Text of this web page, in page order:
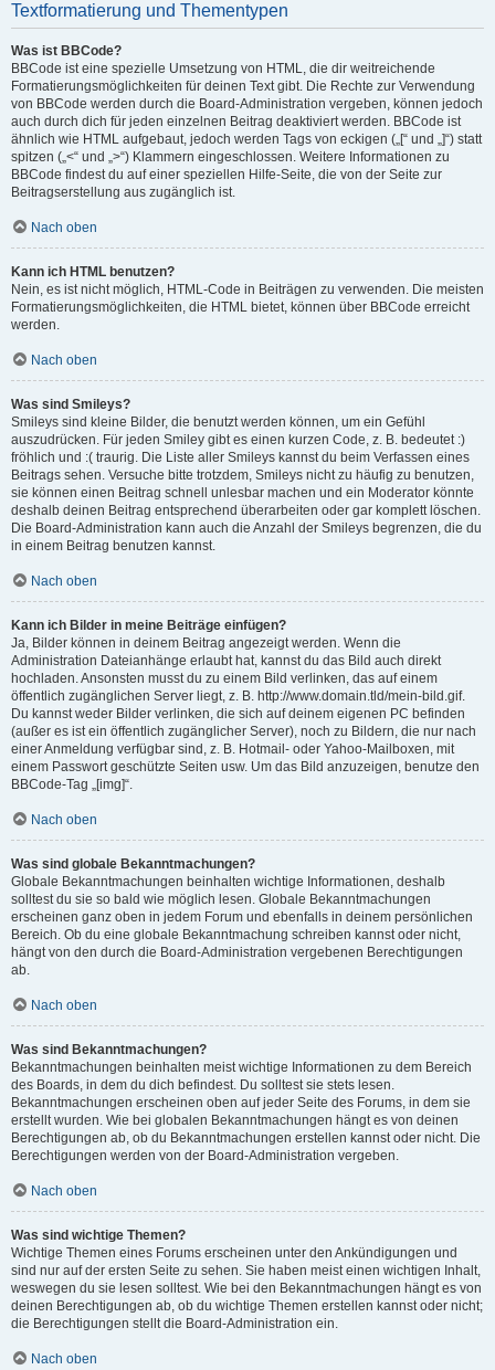
Textformatierung und Thementypen
Was ist BBCode?
BBCode ist eine spezielle Umsetzung von HTML, die dir weitreichende
Formatierungsmöglichkeiten für deinen Text gibt. Die Rechte zur Verwendung
von BBCode werden durch die Board-Administration vergeben, können jedoch
auch durch dich für jeden einzelnen Beitrag deaktiviert werden. BBCode ist
ähnlich wie HTML aufgebaut, jedoch werden Tags von eckigen („[“ und „]“) statt
spitzen („<“ und „>“) Klammern eingeschlossen. Weitere Informationen zu
BBCode findest du auf einer speziellen Hilfe-Seite, die von der Seite zur
Beitragserstellung aus zugänglich ist.
Nach oben
Kann ich HTML benutzen?
Nein, es ist nicht möglich, HTML-Code in Beiträgen zu verwenden. Die meisten
Formatierungsmöglichkeiten, die HTML bietet, können über BBCode erreicht
werden.
Nach oben
Was sind Smileys?
Smileys sind kleine Bilder, die benutzt werden können, um ein Gefühl
auszudrücken. Für jeden Smiley gibt es einen kurzen Code, z. B. bedeutet :)
fröhlich und :( traurig. Die Liste aller Smileys kannst du beim Verfassen eines
Beitrags sehen. Versuche bitte trotzdem, Smileys nicht zu häufig zu benutzen,
sie können einen Beitrag schnell unlesbar machen und ein Moderator könnte
deshalb deinen Beitrag entsprechend überarbeiten oder gar komplett löschen.
Die Board-Administration kann auch die Anzahl der Smileys begrenzen, die du
in einem Beitrag benutzen kannst.
Nach oben
Kann ich Bilder in meine Beiträge einfügen?
Ja, Bilder können in deinem Beitrag angezeigt werden. Wenn die
Administration Dateianhänge erlaubt hat, kannst du das Bild auch direkt
hochladen. Ansonsten musst du zu einem Bild verlinken, das auf einem
öffentlich zugänglichen Server liegt, z. B. http://www.domain.tld/mein-bild.gif.
Du kannst weder Bilder verlinken, die sich auf deinem eigenen PC befinden
(außer es ist ein öffentlich zugänglicher Server), noch zu Bildern, die nur nach
einer Anmeldung verfügbar sind, z. B. Hotmail- oder Yahoo-Mailboxen, mit
einem Passwort geschützte Seiten usw. Um das Bild anzuzeigen, benutze den
BBCode-Tag „[img]“.
Nach oben
Was sind globale Bekanntmachungen?
Globale Bekanntmachungen beinhalten wichtige Informationen, deshalb
solltest du sie so bald wie möglich lesen. Globale Bekanntmachungen
erscheinen ganz oben in jedem Forum und ebenfalls in deinem persönlichen
Bereich. Ob du eine globale Bekanntmachung schreiben kannst oder nicht,
hängt von den durch die Board-Administration vergebenen Berechtigungen
ab.
Nach oben
Was sind Bekanntmachungen?
Bekanntmachungen beinhalten meist wichtige Informationen zu dem Bereich
des Boards, in dem du dich befindest. Du solltest sie stets lesen.
Bekanntmachungen erscheinen oben auf jeder Seite des Forums, in dem sie
erstellt wurden. Wie bei globalen Bekanntmachungen hängt es von deinen
Berechtigungen ab, ob du Bekanntmachungen erstellen kannst oder nicht. Die
Berechtigungen werden von der Board-Administration vergeben.
Nach oben
Was sind wichtige Themen?
Wichtige Themen eines Forums erscheinen unter den Ankündigungen und
sind nur auf der ersten Seite zu sehen. Sie haben meist einen wichtigen Inhalt,
weswegen du sie lesen solltest. Wie bei den Bekanntmachungen hängt es von
deinen Berechtigungen ab, ob du wichtige Themen erstellen kannst oder nicht;
die Berechtigungen stellt die Board-Administration ein.
Nach oben